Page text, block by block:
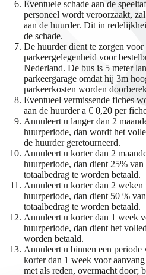
Eventuele schade aan de
personeel wordt veroorzaakt,
aan de huurder. Dit in
de schade.
De huurder dient te zorgen
parkeergelegenheid voor
Nederland. De bus is 5 meter
parkeergarage omdat hij 3m
parkeerkosten worden
Eventueel vermissende fiches
aan de huurder a € 0,20 per
Annuleert u langer dan 2
huurperiode, dan wordt het
de huurder geretourneerd.
Annuleert u korter dan 2
huurperiode, dan dient 25% van
totaalbedrag te worden betaald.
Annuleert u korter dan 2 weken
huurperiode, dan dient 50 %
totaalbedrag te worden betaald.
Annuleert u korter dan 1 week
huurperiode, dan dient het
worden betaald.
Annuleert u binnen een periode
korter dan 1 week voor
met als reden, overmacht door;